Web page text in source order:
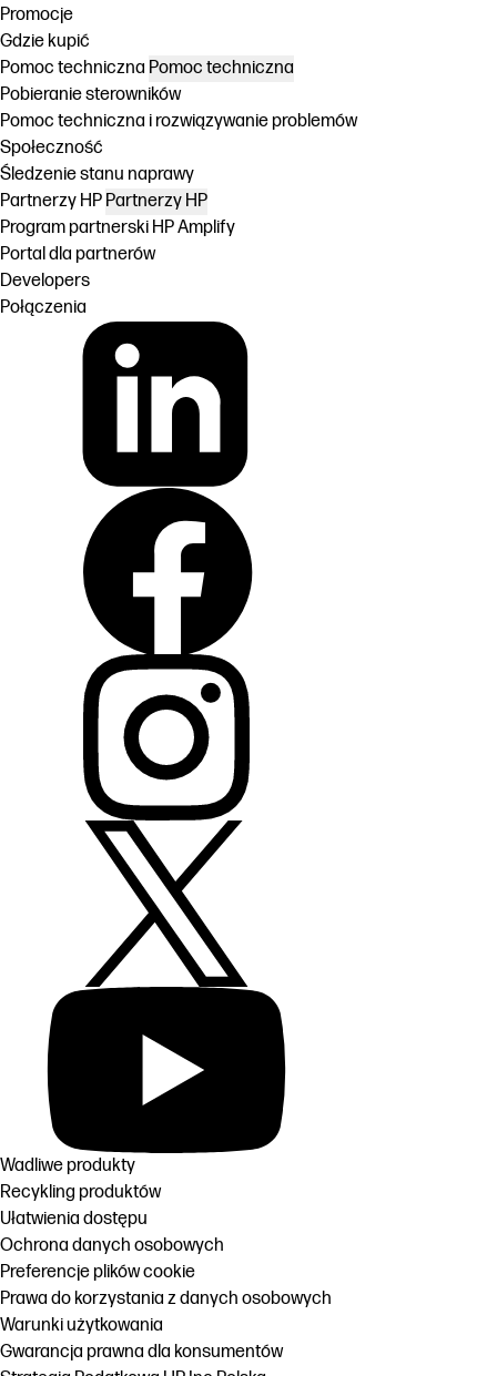
Promocje
Gdzie kupić
Pomoc techniczna Pomoc techniczna
Pobieranie sterowników
Pomoc techniczna i rozwiązywanie problemów
Społeczność
Śledzenie stanu naprawy
Partnerzy HP Partnerzy HP
Program partnerski HP Amplify
Portal dla partnerów
Developers
Połączenia
Wadliwe produkty
Recykling produktów
Ułatwienia dostępu
Ochrona danych osobowych
Preferencje plików cookie
Prawa do korzystania z danych osobowych
Warunki użytkowania
Gwarancja prawna dla konsumentów